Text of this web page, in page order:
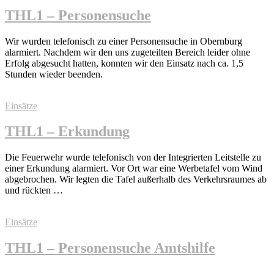
THL1 – Personensuche
Wir wurden telefonisch zu einer Personensuche in Obernburg
alarmiert. Nachdem wir den uns zugeteilten Bereich leider ohne
Erfolg abgesucht hatten, konnten wir den Einsatz nach ca. 1,5
Stunden wieder beenden.
Einsätze
THL1 – Erkundung
Die Feuerwehr wurde telefonisch von der Integrierten Leitstelle zu
einer Erkundung alarmiert. Vor Ort war eine Werbetafel vom Wind
abgebrochen. Wir legten die Tafel außerhalb des Verkehrsraumes ab
und rückten …
Einsätze
THL1 – Personensuche Amtshilfe